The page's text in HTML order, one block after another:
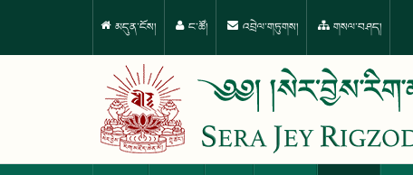
མདུན་ངོས། ང་ཚོ། འབྲེལ་གཏུགས། གསལ་བཤད།